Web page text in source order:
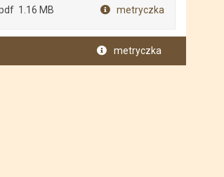
1.16 MB metryczka
metryczka